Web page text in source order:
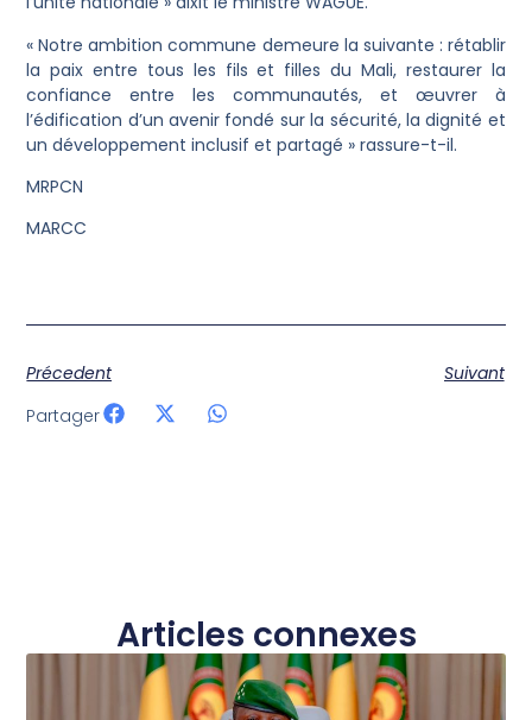
« Notre ambition commune demeure la suivante : rétablir
la paix entre tous les fils et filles du Mali, restaurer la
confiance entre les communautés, et œuvrer à
l’édification d’un avenir fondé sur la sécurité, la dignité et
un développement inclusif et partagé » rassure-t-il.
MRPCN
MARCC
Précedent
Suivant
Partager
Articles connexes